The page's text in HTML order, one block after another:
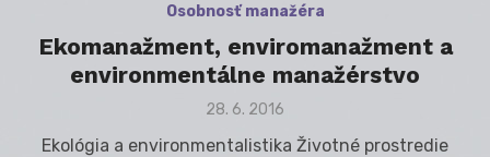
Osobnosť manažéra
Ekomanažment, enviromanažment a
environmentálne manažérstvo
Posted
28. 6. 2016
Ekológia a environmentalistika Životné prostredie